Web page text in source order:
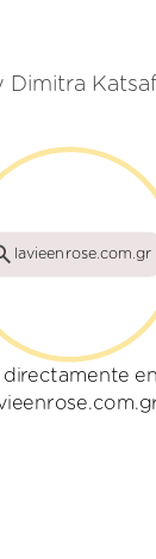
Dimitra
lavieenrose.com.gr
directamente en